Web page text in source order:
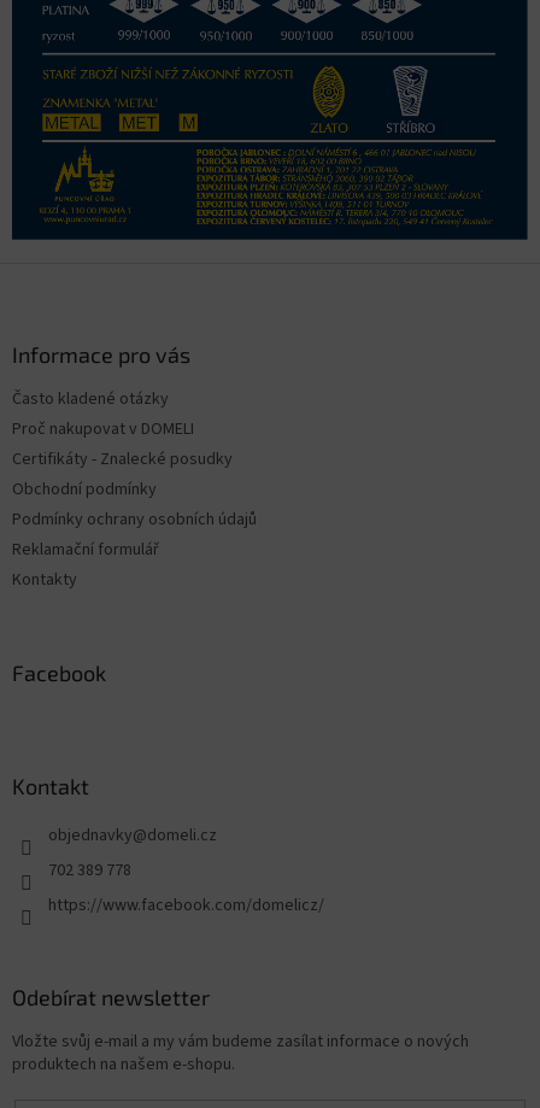
Informace pro vás
Často kladené otázky
Proč nakupovat v DOMELI
Certifikáty - Znalecké posudky
Obchodní podmínky
Podmínky ochrany osobních údajů
Reklamační formulář
Kontakty
Facebook
Kontakt
objednavky@domeli.cz
702 389 778
https://www.facebook.com/domelicz/
Odebírat newsletter
Vložte svůj e-mail a my vám budeme zasílat informace o nových
produktech na našem e-shopu.